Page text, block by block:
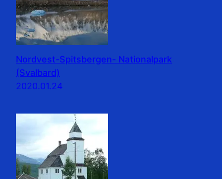
Nordvest-Spitsbergen- Nationalpark
(Svalbard)
2020.01.24